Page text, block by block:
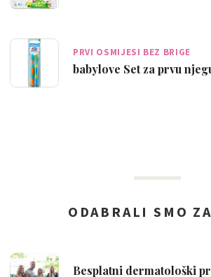
PRVI OSMIJESI BEZ BRIGE
babylove Set za prvu